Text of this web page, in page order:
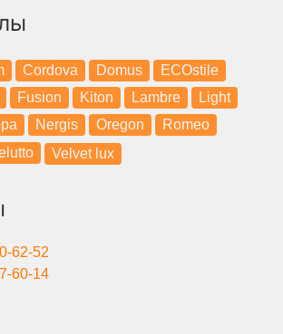
Cordova Domus
ECOstile
Fusion Kiton Lambre
Light
Nergis Oregon
Romeo
Velvet lux
62-52
60-14